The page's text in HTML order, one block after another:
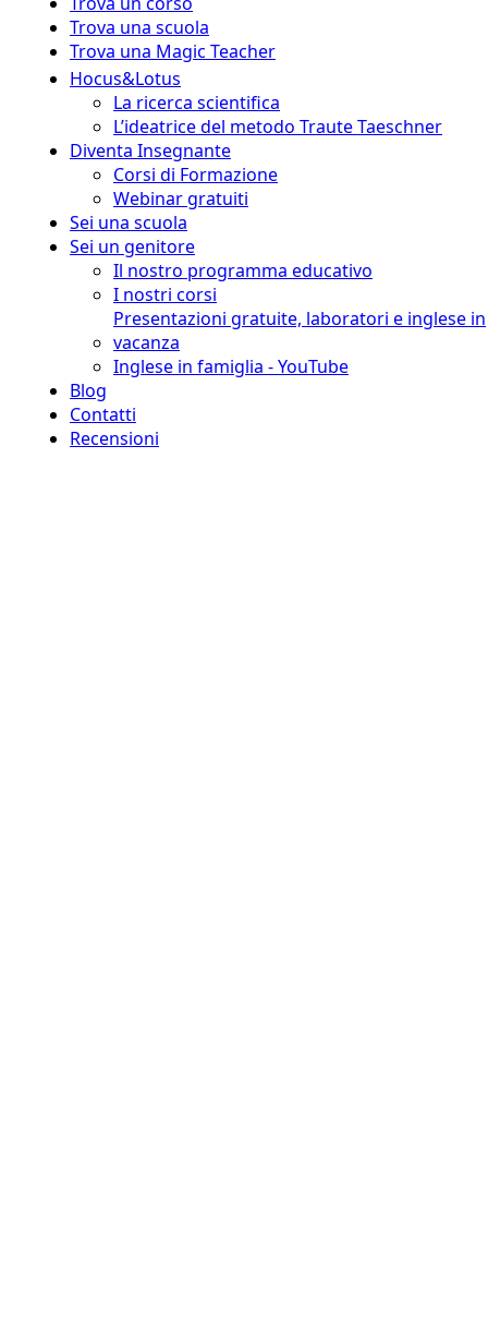
Trova una scuola
Trova una Magic Teacher
Hocus&Lotus
La ricerca scientifica
L’ideatrice del metodo Traute Taeschner
Diventa Insegnante
Corsi di Formazione
Webinar gratuiti
Sei una scuola
Sei un genitore
Il nostro programma educativo
I nostri corsi
Presentazioni gratuite, laboratori e inglese in
vacanza
Inglese in famiglia - YouTube
Blog
Contatti
Recensioni